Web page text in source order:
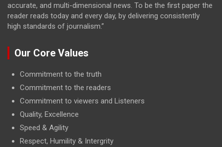
accurate, and multi-dimensional news. To be the first paper the
reader reads today and every day, by delivering consistently
high standards of journalism.”
Our Core Values
Commitment to the truth
Commitment to the readers
Commitment to viewers and Listeners
Quality, Excellence
Speed & Agility
Respect, Humility & Intergrity